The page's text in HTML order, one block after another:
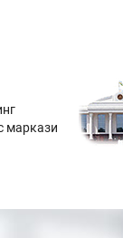
маркази